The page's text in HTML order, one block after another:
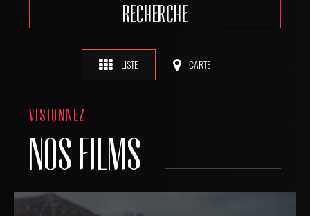
RECHERCHE
LISTE CARTE
VISIONNEZ
NOS FILMS